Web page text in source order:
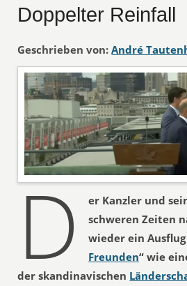
Doppelter Reinfall
Geschrieben von: André
D
er Kanzler und
schweren Zeiten
wieder ein Ausflug
Freunden“ wie
der skandinavischen